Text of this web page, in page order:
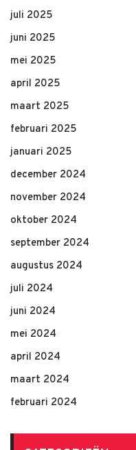
juli 2025
juni 2025
mei 2025
april 2025
maart 2025
februari 2025
januari 2025
december 2024
november 2024
oktober 2024
september 2024
augustus 2024
juli 2024
juni 2024
mei 2024
april 2024
maart 2024
februari 2024